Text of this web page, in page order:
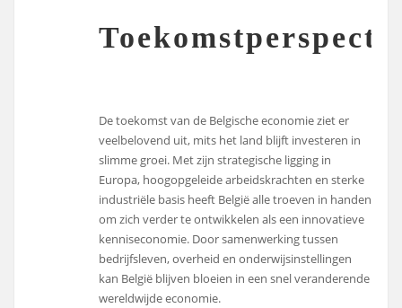
De toekomst van de Belgische economie ziet er
veelbelovend uit, mits het land blijft investeren in
slimme groei. Met zijn strategische ligging in
Europa, hoogopgeleide arbeidskrachten en sterke
industriële basis heeft België alle troeven in handen
om zich verder te ontwikkelen als een innovatieve
kenniseconomie. Door samenwerking tussen
bedrijfsleven, overheid en onderwijsinstellingen
kan België blijven bloeien in een snel veranderende
wereldwijde economie.